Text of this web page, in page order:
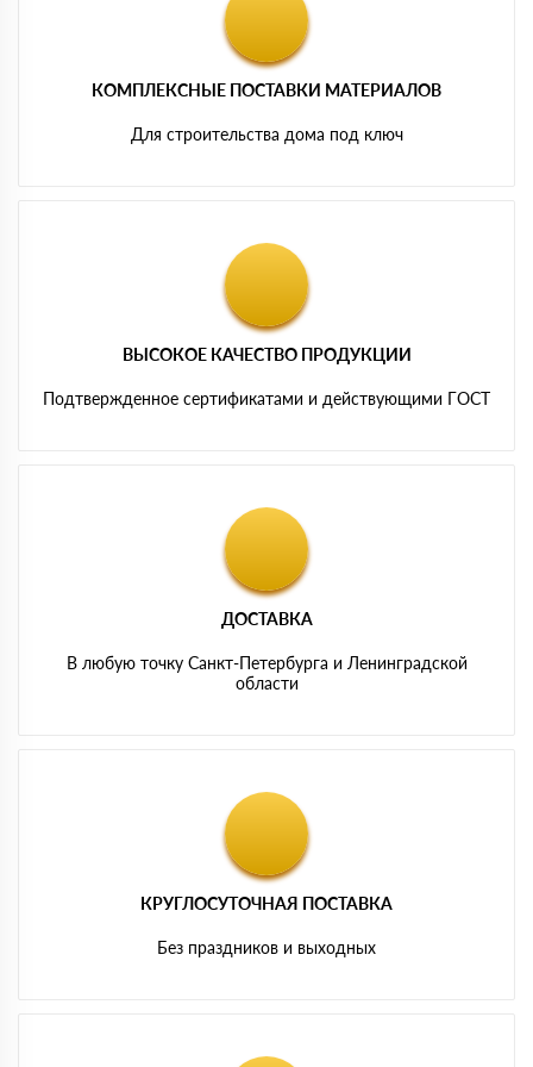
КОМПЛЕКСНЫЕ ПОСТАВКИ МАТЕРИАЛОВ
Для строительства дома под ключ
ВЫСОКОЕ КАЧЕСТВО ПРОДУКЦИИ
Подтвержденное сертификатами и действующими ГОСТ
ДОСТАВКА
В любую точку Санкт-Петербурга и Ленинградской
области
КРУГЛОСУТОЧНАЯ ПОСТАВКА
Без праздников и выходных